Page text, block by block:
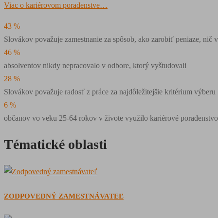
Viac o kariérovom poradenstve…
43 %
Slovákov považuje zamestnanie za spôsob, ako zarobiť peniaze, nič
46 %
absolventov nikdy nepracovalo v odbore, ktorý vyštudovali
28 %
Slovákov považuje radosť z práce za najdôležitejšie kritérium výberu
6 %
občanov vo veku 25-64 rokov v živote využilo kariérové poradenstvo
Tématické oblasti
ZODPOVEDNÝ ZAMESTNÁVATEĽ